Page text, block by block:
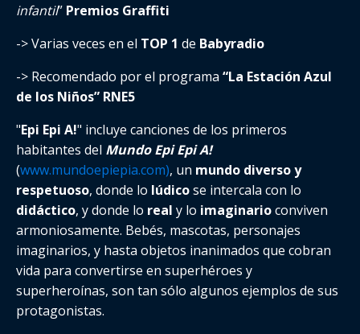
infantil” Premios Graffiti
-> Varias veces en el TOP 1 de Babyradio
-> Recomendado por el programa “La Estación Azul
de los Niños” RNE5
"Epi Epi A!" incluye canciones de los primeros
habitantes del Mundo Epi Epi A!
(www.mundoepiepia.com), un mundo diverso y
respetuoso, donde lo lúdicose intercala con lo
didáctico, y donde lo real y lo imaginarioconviven
armoniosamente. Bebés, mascotas, personajes
imaginarios, y hasta objetos inanimados que cobran
vida para convertirse en superhéroes y
superheroínas, son tan sólo algunos ejemplos de sus
protagonistas.